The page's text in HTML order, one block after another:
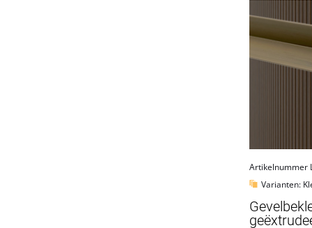
Artikelnummer
Varianten: